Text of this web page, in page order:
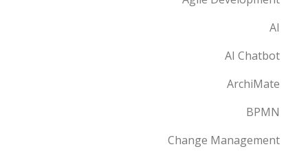
AI
AI Chatbot
ArchiMate
BPMN
Change Management